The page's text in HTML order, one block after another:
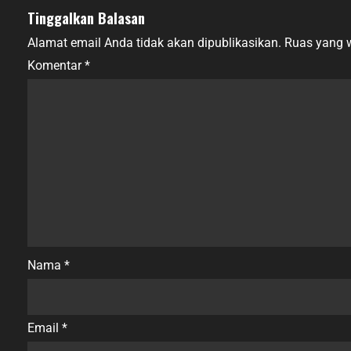
Tinggalkan Balasan
Alamat email Anda tidak akan dipublikasikan. Ruas yang
Komentar*
Nama *
Email *